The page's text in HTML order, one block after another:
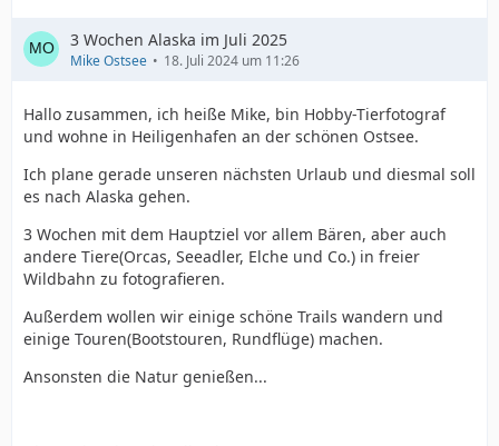
3 Wochen Alaska im Juli 2025
Mike Ostsee 18. Juli 2024 um 11:26
Hallo zusammen, ich heiße Mike, bin Hobby-Tierfotograf
und wohne in Heiligenhafen an der schönen Ostsee.
Ich plane gerade unseren nächsten Urlaub und diesmal soll
es nach Alaska gehen.
3 Wochen mit dem Hauptziel vor allem Bären, aber auch
andere Tiere(Orcas, Seeadler, Elche und Co.) in freier
Wildbahn zu fotografieren.
Außerdem wollen wir einige schöne Trails wandern und
einige Touren(Bootstouren, Rundflüge) machen.
Ansonsten die Natur genießen...